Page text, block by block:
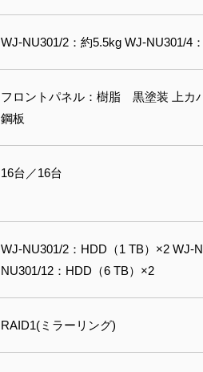
WJ-NU301/2：約5.5kg WJ-NU301/4
フロントパネル：樹脂 黒塗装 上カ
鋼板
16台／16台
WJ-NU301/2：HDD（1 TB）×2 WJ-
NU301/12：HDD（6 TB）×2
RAID1(ミラーリング)